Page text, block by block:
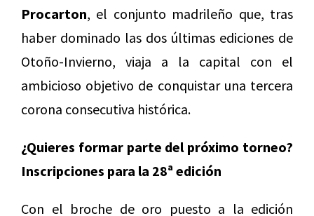
Procarton, el conjunto madrileño que, tras
haber dominado las dos últimas ediciones de
Otoño-Invierno, viaja a la capital con el
ambicioso objetivo de conquistar una tercera
corona consecutiva histórica.
¿Quieres formar parte del próximo torneo?
Inscripciones para la 28ª edición
Con el broche de oro puesto a la edición